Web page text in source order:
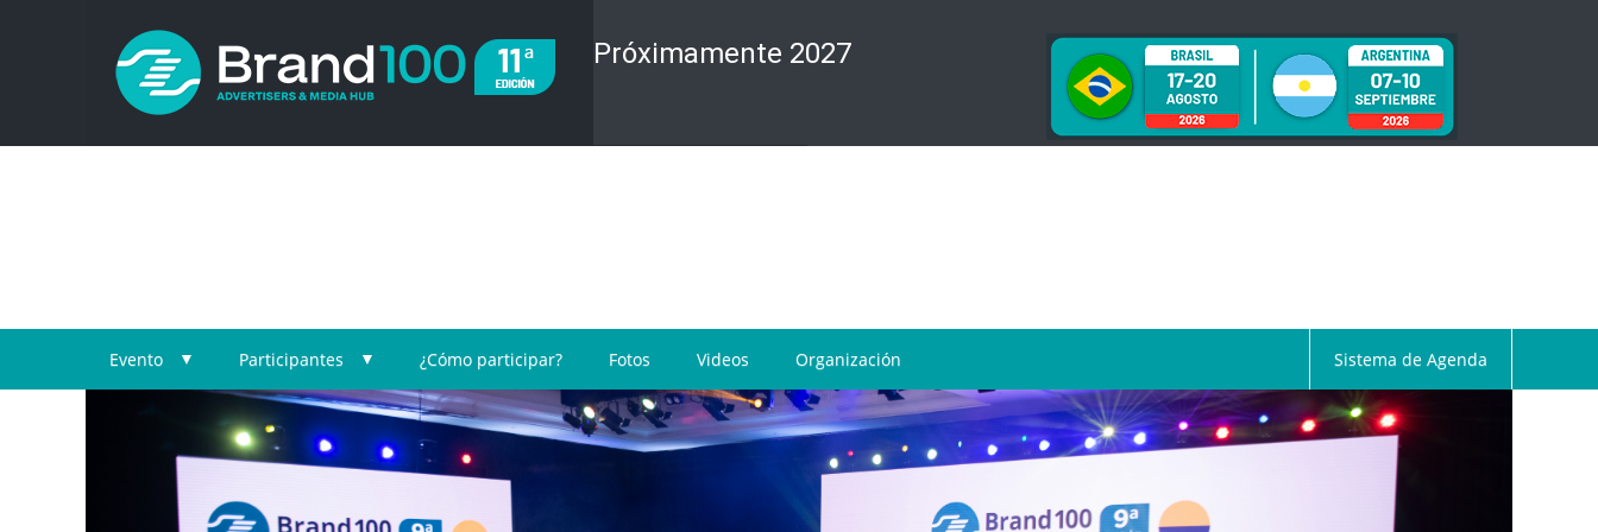
Próximamente 2027
Evento ▼ Participantes ▼ ¿Cómo participar? Fotos Videos Organización Sistema de Agenda